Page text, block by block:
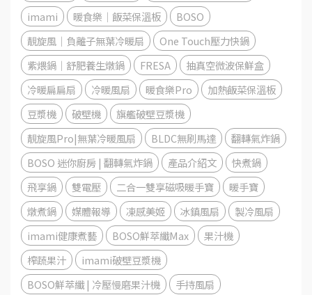
imami
暖食樂｜飯菜保溫板
BOSO
靚旋風｜負離子無葉冷暖扇
One Touch壓力快鍋
紫煨鍋｜舒肥養生燉鍋
FRESA
抽真空微波保鮮盒
冷暖扁扁扇
冷暖風扇 暖食樂Pro
加熱飯菜保溫板
豆漿機
破壁機
旗艦破壁豆漿機
靚旋風Pro|無葉冷暖風扇
BLDC無刷馬達
翻轉氣炸鍋
BOSO 迷你廚房 | 翻轉氣炸鍋
產品介紹文
快煮鍋
飛享鍋
雙電壓 二合一雙享磁吸暖手寶
暖手寶
燉煮鍋
媒體報導 凍感美姬 冰鎮風扇
製冷風扇
imami健康煮藝
BOSO鮮萃纖Max
果汁機
榨蔬果汁
imami破壁豆漿機
BOSO鮮萃纖 | 冷壓慢磨果汁機
手持風扇